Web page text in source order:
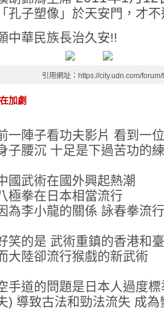
「孔子塑像」於天安門，才
中華民族長治久安!!
引用網址：https://city.udn.com/
加劇
一陣子看功夫影片 看到一
子腰沉 十足是下過苦功的
國武術在國外興起熱潮
極拳在日本相當流行
為李小龍的關係 詠春拳流
笑的是 武術重鎮的香港和
大陸卻流行猴戲的新武術
手道的問題是日本人過度
) 導致古法和勁法流失 成